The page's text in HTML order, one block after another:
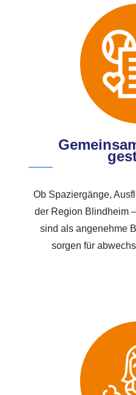
Ob Spaziergänge,
der Region Blindheim
sind als angenehme
sorgen für